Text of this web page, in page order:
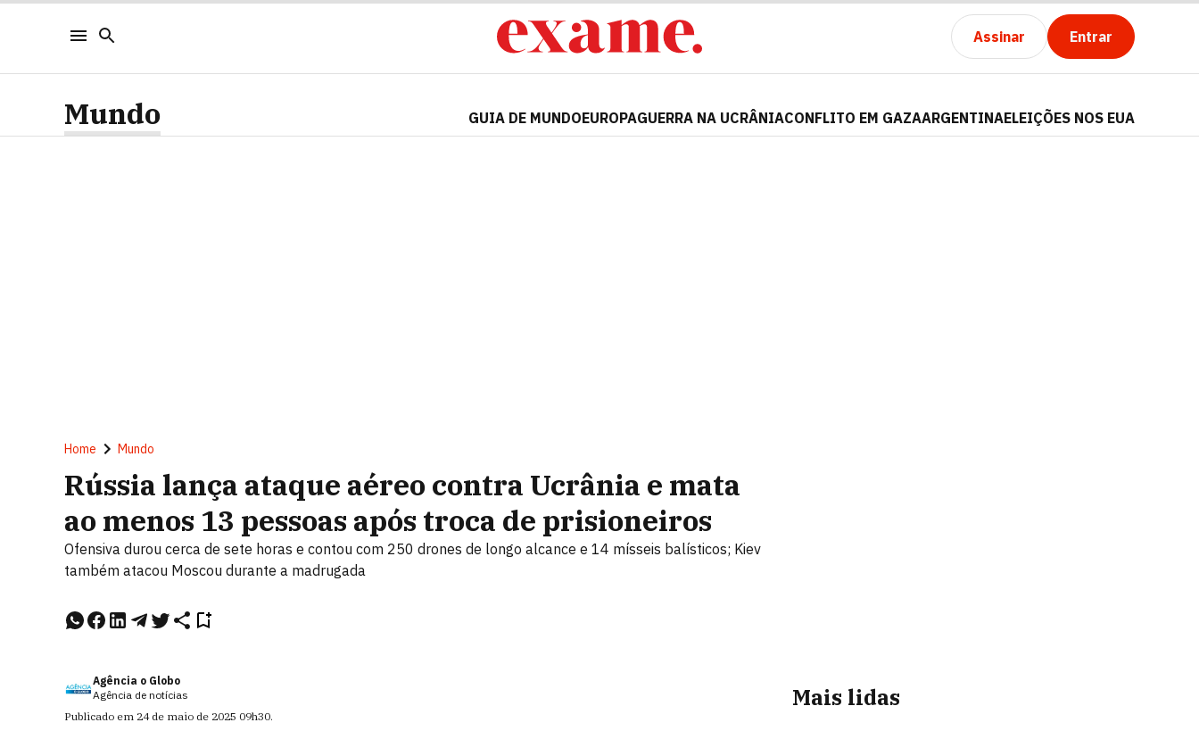
Assinar Entrar
Mundo GUIA DE MUNDOEUROPAGUERRA NA UCRÂNIACONFLITO EM GAZAARGENTINAELEIÇÕES NOS EUA
Home Mundo
Rússia lança ataque aéreo contra Ucrânia e mata
ao menos 13 pessoas após troca de prisioneiros
Ofensiva durou cerca de sete horas e contou com 250 drones de longo alcance e 14 mísseis balísticos; Kiev
também atacou Moscou durante a madrugada
Agência o Globo
Agência de notícias
Publicado em 24 de maio de 2025 09h30.
Mais lidas